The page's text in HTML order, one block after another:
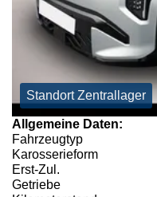
Standort Zentrallager
Allgemeine Daten:
Fahrzeugtyp
Karosserieform
Erst-Zul.
Getriebe